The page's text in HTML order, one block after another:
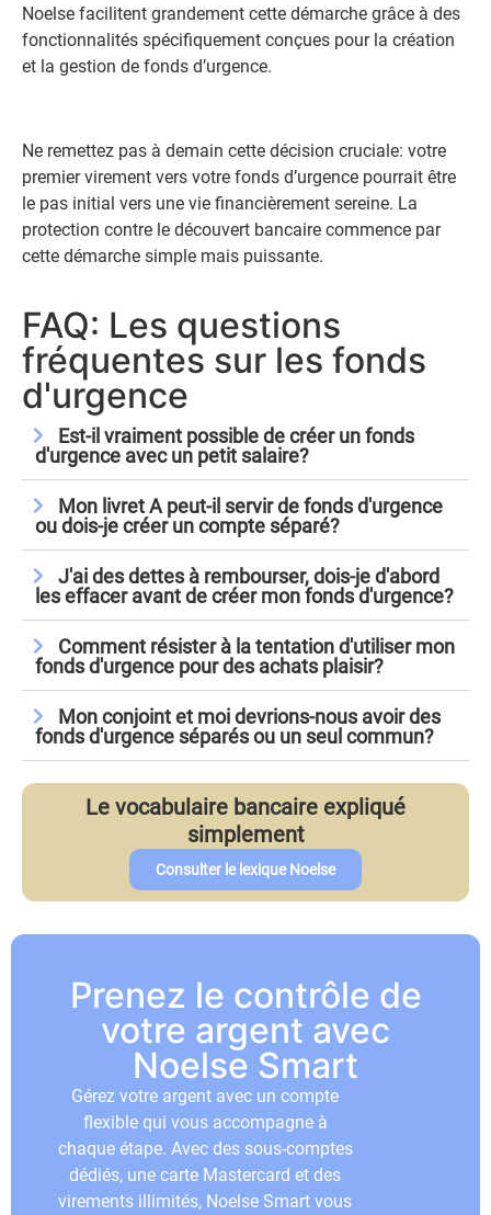
Noelse facilitent grandement cette démarche grâce à des
fonctionnalités spécifiquement conçues pour la création
et la gestion de fonds d’urgence.
Ne remettez pas à demain cette décision cruciale: votre
premier virement vers votre fonds d’urgence pourrait être
le pas initial vers une vie financièrement sereine. La
protection contre le découvert bancaire commence par
cette démarche simple mais puissante.
FAQ: Les questions
fréquentes sur les fonds
d'urgence
Est-il vraiment possible de créer un fonds
d'urgence avec un petit salaire?
Mon livret A peut-il servir de fonds d'urgence
ou dois-je créer un compte séparé?
J'ai des dettes à rembourser, dois-je d'abord
les effacer avant de créer mon fonds d'urgence?
Comment résister à la tentation d'utiliser mon
fonds d'urgence pour des achats plaisir?
Mon conjoint et moi devrions-nous avoir des
fonds d'urgence séparés ou un seul commun?
Le vocabulaire bancaire expliqué
simplement
Consulter le lexique Noelse
Prenez le contrôle de
votre argent avec
Noelse Smart
Gérez votre argent avec un compte
flexible qui vous accompagne à
chaque étape. Avec des sous-comptes
dédiés, une carte Mastercard et des
virements illimités, Noelse Smart vous